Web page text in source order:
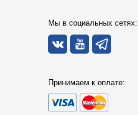
Мы в социальных сетях:
Принимаем к оплате: